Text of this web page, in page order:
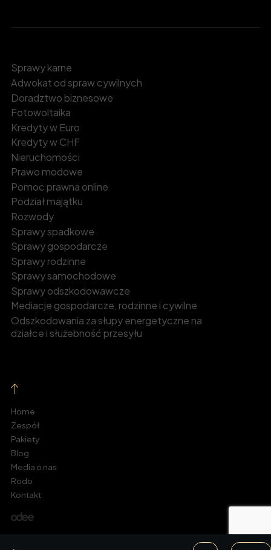
Sprawy karne
Adwokat od spraw cywilnych
Doradztwo biznesowe
Fotowoltaika
Kredyty w Euro
Kredyty w CHF
Nieruchomości
Prawo modowe
Pomoc prawna online
Podział majątku
Rozwody
Sprawy spadkowe
Sprawy gospodarcze
Sprawy rodzinne
Sprawy samochodowe
Sprawy odszkodowawcze
Mediacje gospodarcze, rodzinne i cywilne
Odszkodowania za słupy energetyczne na
działce i służebność przesyłu
Home
Zespół
Pakiety
Blog
Media o nas
Rodo
Kontakt